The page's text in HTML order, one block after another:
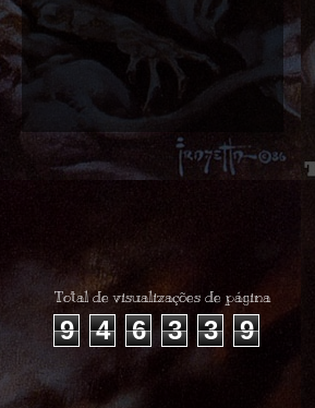
Total de visualizações de página
9 4 6 3 3 9